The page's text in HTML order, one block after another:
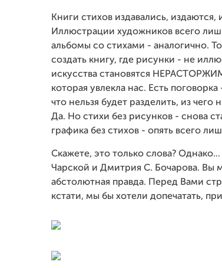
Книги стихов издавались,
Иллюстрации художников всего
альбомы со стихами - аналогично.
создать книгу, где рисунки - не
искусства становятся
которая увлекла нас. Есть
что нельзя будет разделить, из чего
Да. Но стихи без рисунков - снова
графика без стихов - опять всего
Скажете, это только слова?
Чарской и Дмитрия С. Бочарова. Вы
абстолютная правда. Перед Вами
кстати, мы бы хотели допечатать,